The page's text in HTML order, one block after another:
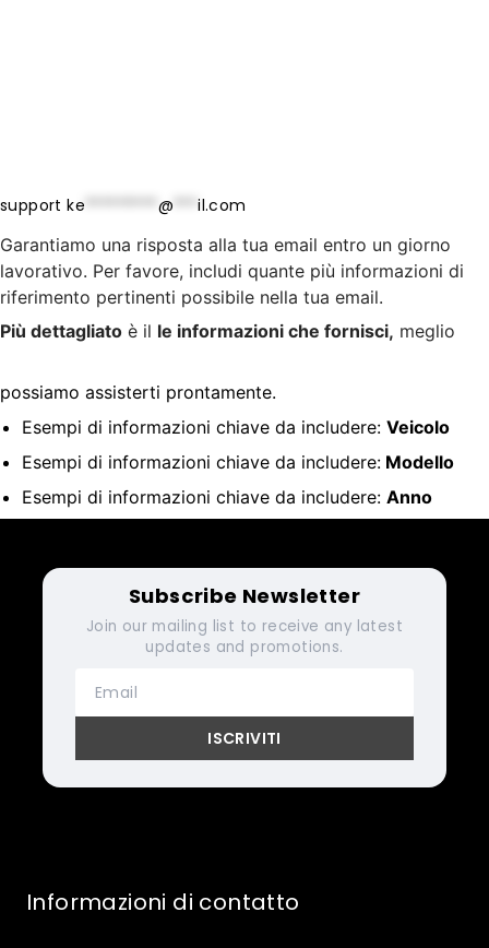
supportke ********* @ ***il.com
Garantiamo una risposta alla tua email entro un giorno
lavorativo. Per favore, includi quante più informazioni di
riferimento pertinenti possibile nella tua email.
Più dettagliato è il le informazioni che fornisci, meglio
possiamo assisterti prontamente.
Esempi di informazioni chiave da includere: Veicolo
Esempi di informazioni chiave da includere: Modello
Esempi di informazioni chiave da includere: Anno
Subscribe Newsletter
Join our mailing list to receive any latest
updates and promotions.
Informazioni di contatto